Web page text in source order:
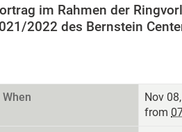
im Rahmen der
2022 des Bernstein
When
Nov
from